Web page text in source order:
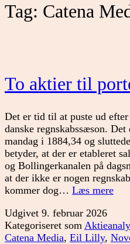
Tag: Catena
To aktier til
Det er tid til at puste ud
danske regnskabssæson. Det
mandag i 1884,34 og
betyder, at der er etableret
og Bollingerkanalen på
at der ikke er nogen
kommer dog… Læs mereTo
Udgivet 9. februar 2026
Kategoriseret som
Catena Media, Eil Lilly,